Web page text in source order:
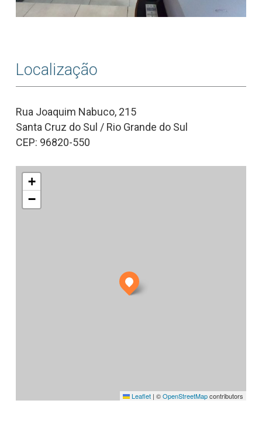
Localização
Rua Joaquim Nabuco, 215
Santa Cruz do Sul / Rio Grande do Sul
CEP: 96820-550
+
−
Leaflet | ©OpenStreetMapcontributors